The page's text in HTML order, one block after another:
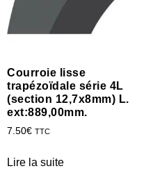
Courroie lisse
trapézoïdale série 4L
(section 12,7x8mm) L.
ext:889,00mm.
7.50€ TTC
Lire la suite